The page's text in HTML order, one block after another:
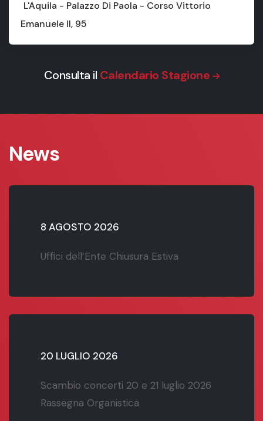
L'Aquila - Palazzo Di Paola - Corso Vittorio
Emanuele II, 95
Consulta il Calendario Stagione
News
8 AGOSTO 2026
Uffici dell’Ente Chiusura Estiva
20 LUGLIO 2026
Scambio concerti 20 e 21 luglio 2026
Rassegna Organistica